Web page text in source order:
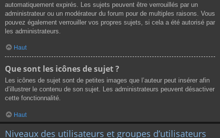
automatiquement expirés. Les sujets peuvent être verrouillés par un
administrateur ou un modérateur du forum pour de multiples raisons. Vous
pouvez également verrouiller vos propres sujets, si cela a été autorisé par
les administrateurs.
Haut
Que sont les icônes de sujet ?
Les icônes de sujet sont de petites images que l’auteur peut insérer afin
d’illustrer le contenu de son sujet. Les administrateurs peuvent désactiver
cette fonctionnalité.
Haut
Niveaux des utilisateurs et groupes d’utilisateurs